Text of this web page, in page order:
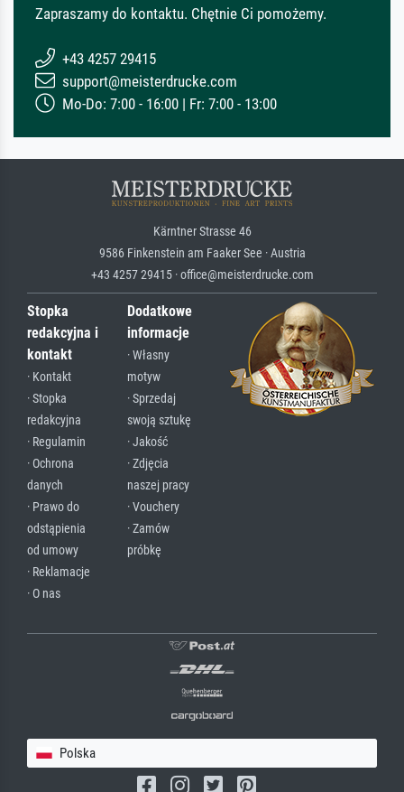
Zapraszamy do kontaktu. Chętnie Ci pomożemy.
+43 4257 29415
support@meisterdrucke.com
Mo-Do: 7:00 - 16:00 | Fr: 7:00 - 13:00
Kärntner Strasse 46
9586 Finkenstein am Faaker See · Austria
+43 4257 29415 · office@meisterdrucke.com
Stopka
redakcyjna i
kontakt
· Kontakt
· Stopka
redakcyjna
· Regulamin
· Ochrona
danych
· Prawo do
odstąpienia
od umowy
· Reklamacje
· O nas
Dodatkowe
informacje
· Własny
motyw
· Sprzedaj
swoją sztukę
· Jakość
· Zdjęcia
naszej pracy
· Vouchery
· Zamów
próbkę
Polska